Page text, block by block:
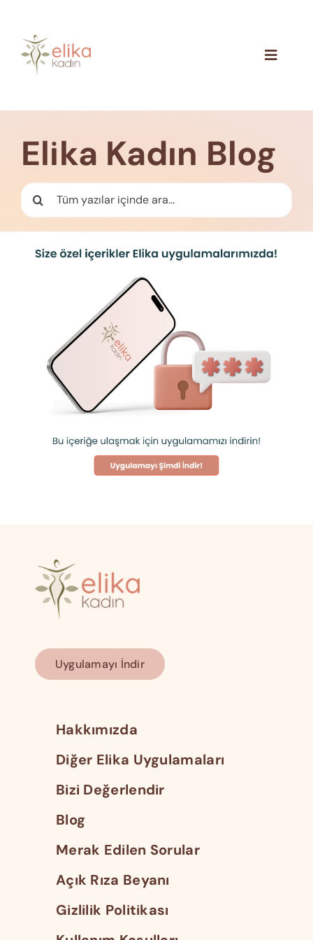
content
Toggle
İletişim
Elika Kadın Blog
Ara:
Uygulamayı İndir
Hakkımızda
Diğer Elika Uygulamaları
Bizi Değerlendir
Blog
Merak Edilen Sorular
Açık Rıza Beyanı
Gizlilik Politikası